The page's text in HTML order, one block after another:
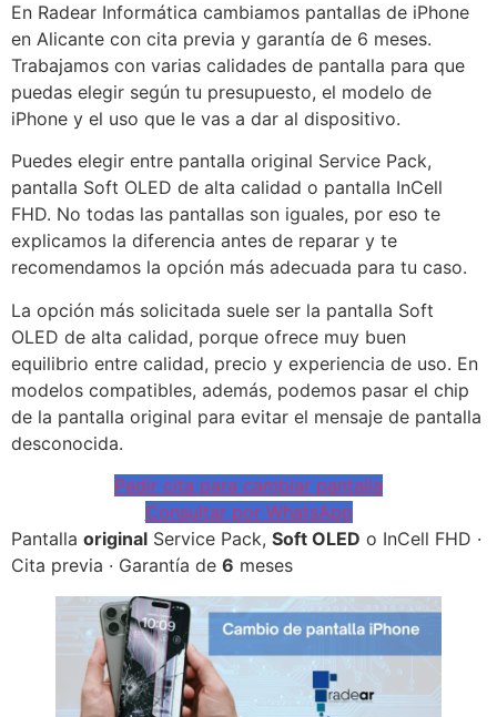
En Radear Informática cambiamos pantallas de iPhone
en Alicante con cita previa y garantía de 6 meses.
Trabajamos con varias calidades de pantalla para que
puedas elegir según tu presupuesto, el modelo de
iPhone y el uso que le vas a dar al dispositivo.
Puedes elegir entre pantalla original Service Pack,
pantalla Soft OLED de alta calidad o pantalla InCell
FHD. No todas las pantallas son iguales, por eso te
explicamos la diferencia antes de reparar y te
recomendamos la opción más adecuada para tu caso.
La opción más solicitada suele ser la pantalla Soft
OLED de alta calidad, porque ofrece muy buen
equilibrio entre calidad, precio y experiencia de uso. En
modelos compatibles, además, podemos pasar el chip
de la pantalla original para evitar el mensaje de pantalla
desconocida.
Pedir cita para cambiar pantalla
Consultar por WhatsApp
Pantalla original Service Pack, Soft OLED o InCell FHD ·
Cita previa · Garantía de 6 meses